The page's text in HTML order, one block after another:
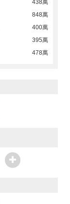
438萬
848萬
400萬
395萬
478萬